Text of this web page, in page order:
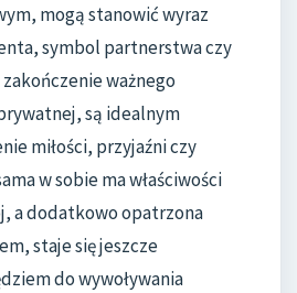
mogą stanowić wyraz
symbol partnerstwa czy
ważnego
są idealnym
miłości, przyjaźni czy
w sobie ma właściwości
a dodatkowo opatrzona
staje się jeszcze
do wywoływania